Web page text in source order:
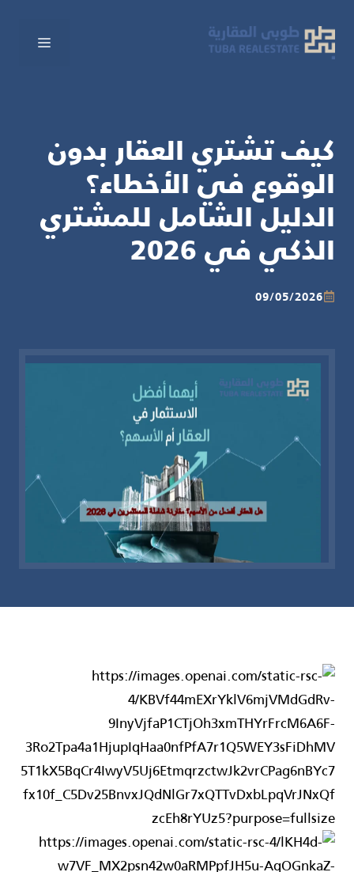
المحتوى
كيف تشتري العقار بدون
الوقوع في الأخطاء؟
الدليل الشامل للمشتري
الذكي في 2026
09/05/2026